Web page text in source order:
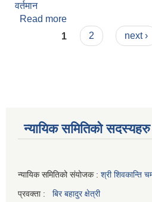
वर्तमान
Read more
Pages
1 2 next ›
न्यायिक समितिको
न्यायिक समितिको संयोजक : श्री शिवकान्ति
प्रवक्ता : बिर बहादुर क्षेत्री